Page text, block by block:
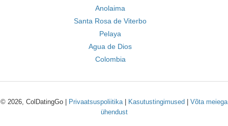
Anolaima
Santa Rosa de Viterbo
Pelaya
Agua de Dios
Colombia
© 2026, ColDatingGo | Privaatsuspoliitika| Kasutustingimused
Võta meiega
ühendust